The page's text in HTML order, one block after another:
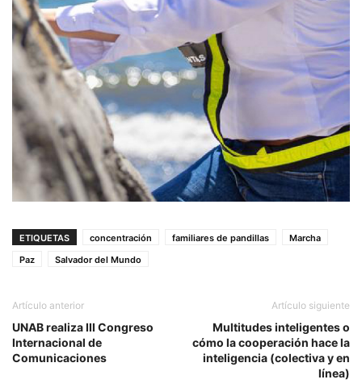
ETIQUETAS concentración familiares de pandillas
Marcha
Paz
Salvador del Mundo
Artículo anterior
UNAB realiza III Congreso
Internacional de
Comunicaciones
Artículo siguiente
Multitudes inteligentes o
cómo la cooperación hace la
inteligencia (colectiva y en
línea)